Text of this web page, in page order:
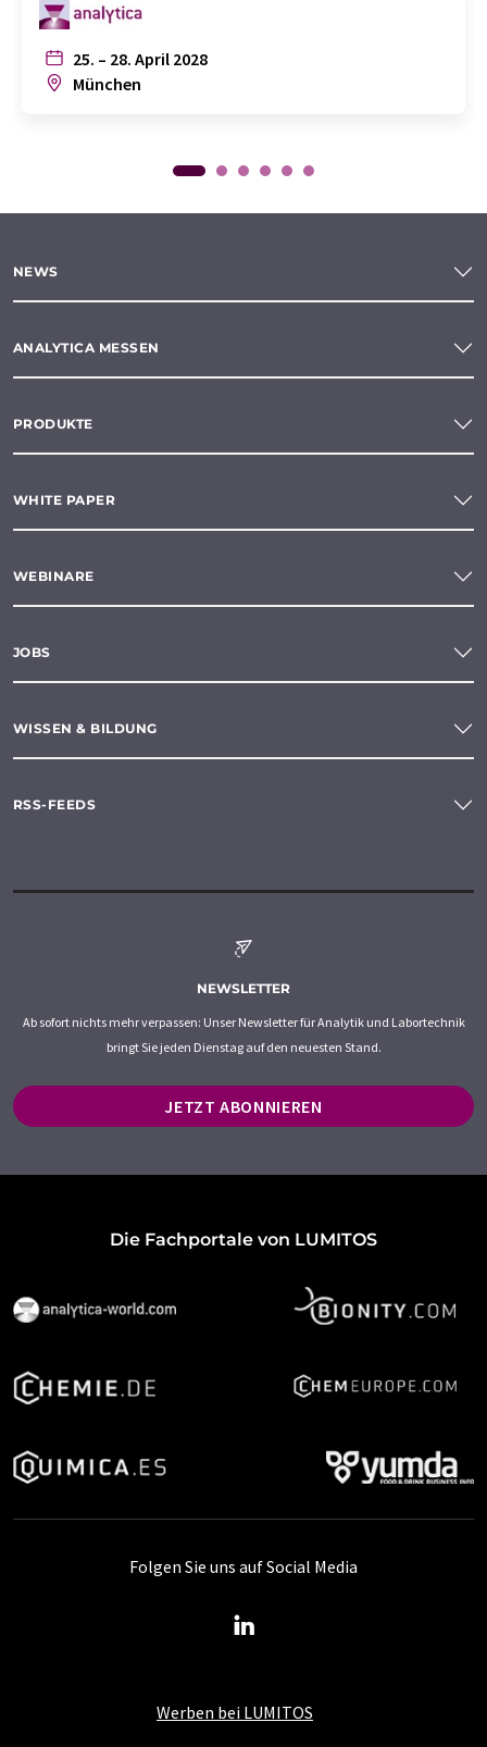
25. – 28. April 2028
München
NEWS
ANALYTICA MESSEN
PRODUKTE
WHITE PAPER
WEBINARE
JOBS
WISSEN & BILDUNG
RSS-FEEDS
NEWSLETTER
Ab sofort nichts mehr verpassen: Unser Newsletter für Analytik und Labortechnik
bringt Sie jeden Dienstag auf den neuesten Stand.
JETZT ABONNIEREN
Die Fachportale von LUMITOS
Werben bei LUMITOS
Folgen Sie uns auf Social Media